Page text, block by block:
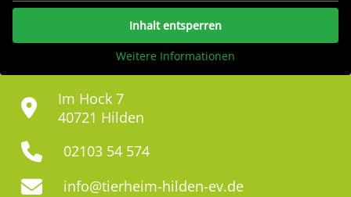
Inhalt entsperren
Weitere Informationen
Im Hock 7
40721 Hilden
02103 54 574
info@tierheim-hilden-ev.de